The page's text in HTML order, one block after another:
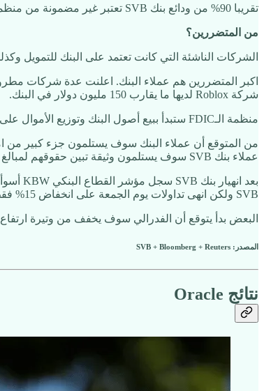
تقريبا 90% من ودائع بنك SVB تعتبر غير مضمونة من منظمة FDIC.
من المتضررين؟
الشركات الناشئة التي كانت تعتمد على البنك للتمويل
شركة Roblox لديها ما يقارب 150 مليون دولار في البنك.
منظمة الـFDIC ستبدأ ببيع أصول البنك وتوزيع الأموال على المودعين. ومصادر رويترز ذكرت ان منظمة FDIC تحاول الحصول على بنك يندمج او يستحوذ على SVB لحل المشكلة.
عملاء بنك SVB سوف يستلمون وثيقة تبين حقوقهم لمبالغ بالبنك، الشركات التي تحتاج كاش فورا بإمكانها بيع هذه الوثيقة.
SVB ولكن انهى تداولات يوم الجمعة على انخفاض 15% فقط بعد توضيح البنك للمساهمين ان سيولة البنك جيدة. كذلك بنك Western Alliance انخفض 20% يوم الجمعة.
البعض بدأ يتوقع أن الفدرالي سوف يخفف من وتيرة ارتفاع
المصدر: SVB + Bloomberg + Reuters
نتائج Oracle